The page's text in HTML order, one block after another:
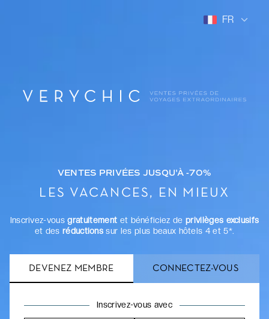
FR
DEVENEZ MEMBRE CONNECTEZ-VOUS
Inscrivez-vous avec
LES VACANCES, EN MIEUX
VENTES PRIVÉES JUSQU'À -70%
Inscrivez-vousgratuitement et bénéficiez de privilèges exclusifs
et des réductions sur les plus beaux hôtels 4 et 5*.